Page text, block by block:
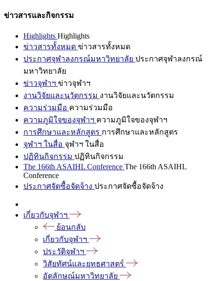
ข่าวสารและกิจกรรม
Highlights Highlights
ข่าวสารทั้งหมด ข่าวสารทั้งหมด
ประกาศจุฬาลงกรณ์มหาวิทยาลัย ประกาศจุฬาลงกรณ์
มหาวิทยาลัย
ข่าวจุฬาฯ ข่าวจุฬาฯ
งานวิจัยและนวัตกรรม งานวิจัยและนวัตกรรม
ความร่วมมือ ความร่วมมือ
ความภูมิใจของจุฬาฯ ความภูมิใจของจุฬาฯ
การศึกษาและหลักสูตร การศึกษาและหลักสูตร
จุฬาฯ ในสื่อ จุฬาฯ ในสื่อ
ปฏิทินกิจกรรม ปฏิทินกิจกรรม
The 166th ASAIHL Conference The 166th ASAIHL
Conference
ประกาศจัดซื้อจัดจ้าง ประกาศจัดซื้อจัดจ้าง
เกี่ยวกับจุฬาฯ
ย้อนกลับ
เกี่ยวกับจุฬาฯ
ประวัติจุฬาฯ
วิสัยทัศน์และยุทธศาสตร์
อัตลักษณ์มหาวิทยาลัย